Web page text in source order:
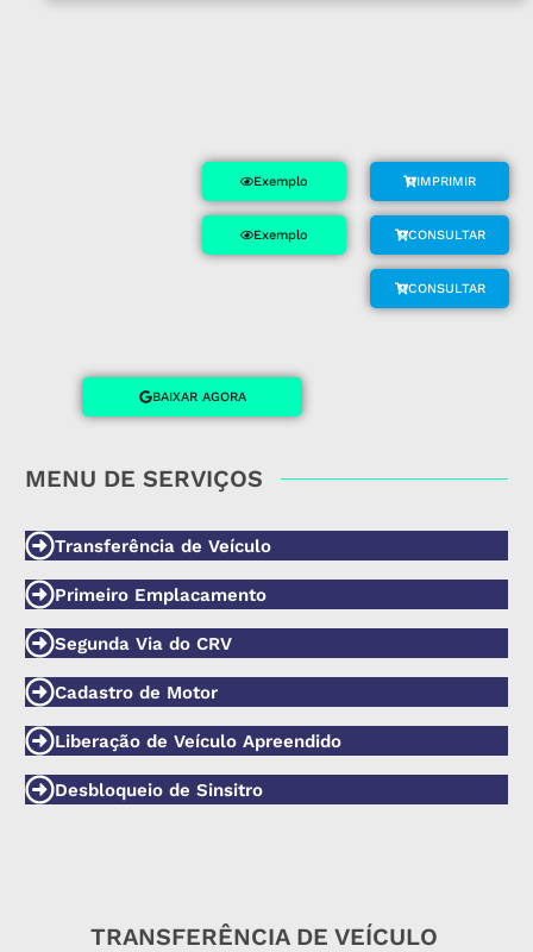
Exemplo IMPRIMIR
Exemplo CONSULTAR
CONSULTAR
BAIXAR AGORA
MENU DE SERVIÇOS
Transferência de Veículo
Primeiro Emplacamento
Segunda Via do CRV
Cadastro de Motor
Liberação de Veículo Apreendido
Desbloqueio de Sinsitro
TRANSFERÊNCIA DE VEÍCULO